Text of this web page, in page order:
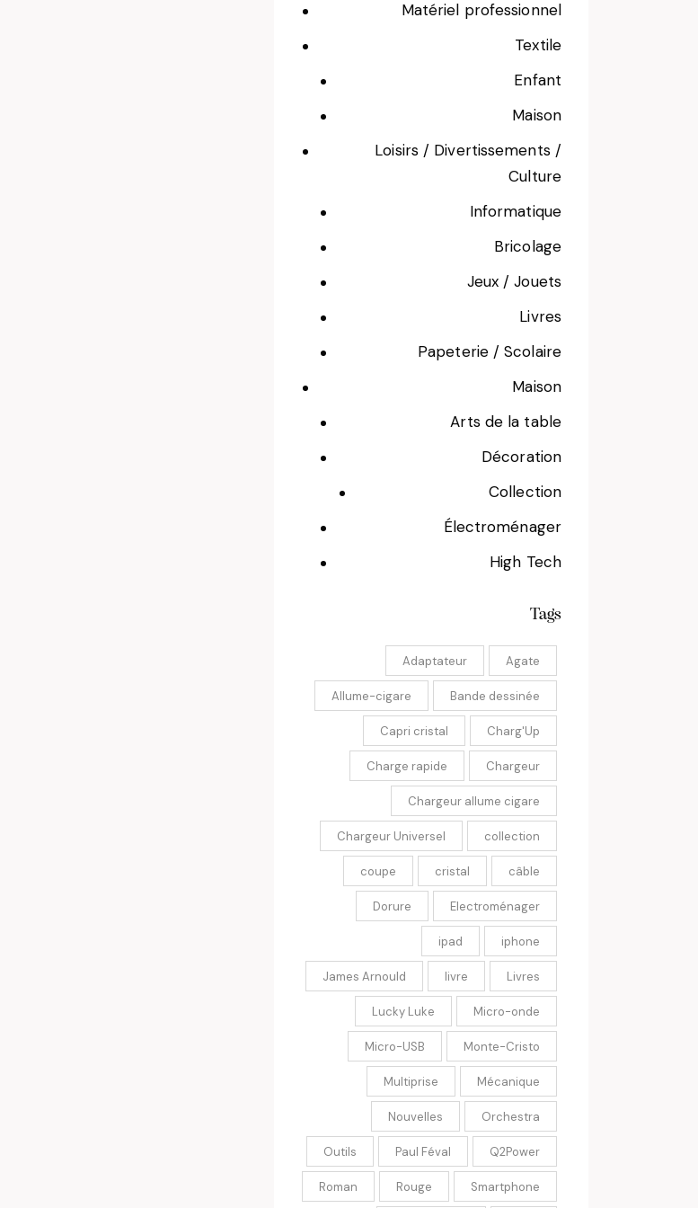
Matériel professionnel
Textile
Enfant
Maison
Loisirs / Divertissements /
Culture
Informatique
Bricolage
Jeux / Jouets
Livres
Papeterie / Scolaire
Maison
Arts de la table
Décoration
Collection
Électroménager
High Tech
Tags
Adaptateur Agate
Allume-cigare Bande dessinée
Capri cristal Charg'Up
Charge rapide Chargeur
Chargeur allume cigare
Chargeur Universel collection
coupe cristal câble
Dorure Electroménager
ipad iphone
James Arnould livre Livres
Lucky Luke Micro-onde
Micro-USB Monte-Cristo
Multiprise Mécanique
Nouvelles Orchestra
Outils Paul Féval Q2Power
Roman Rouge Smartphone